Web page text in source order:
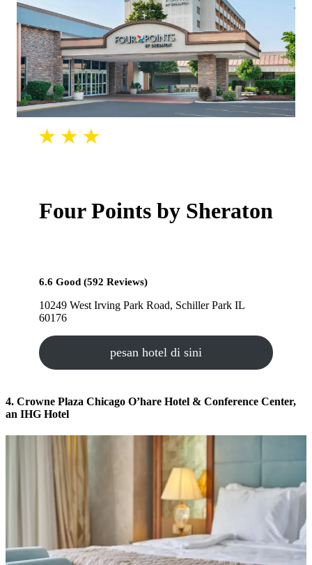
Four Points by Sheraton
6.6 Good (592 Reviews)
10249 West Irving Park Road, Schiller Park IL
60176
pesan hotel di sini
4. Crowne Plaza Chicago O’hare Hotel & Conference Center,
an IHG Hotel